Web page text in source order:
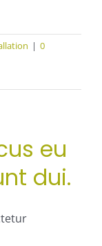
| 0
eu
dui.